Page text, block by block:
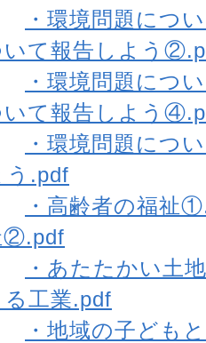
・環境問題につ
いて報告しよう
・環境問題につ
いて報告しよう
・環境問題につ
う.pdf
・高齢者の福祉
②.pdf
・あたたかい土
工業.pdf
・地域の子ども